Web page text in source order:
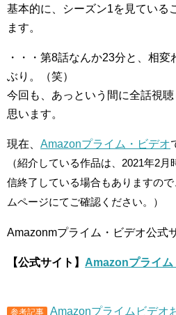
基本的に、シーズン1を見ている
ます。
・・・第8話なんか23分と、相
ぶり。（笑）
今回も、あっという間に全話視
思います。
現在、 Amazonプライム・ビデオ
（紹介している作品は、2021年2
信終了している場合もありますの
ムページにてご確認ください。）
Amazonmプライム・ビデオ公式
【公式サイト】 Amazonプライム
参考記事 Amazonプライムビデオ